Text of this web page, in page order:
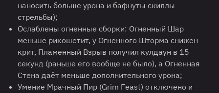
наносить больше урона и бафнуты скиллы
стрельбы);
Ослаблены огненные сборки: Огненный Шар
меньше рикошетит, у Огненного Шторма снижен
крит, Пламенный Взрыв получил кулдаун в 15
секунд (раньше его вообще не было), а Огненная
Стена даёт меньше дополнительного урона;
Умение Мрачный Пир (Grim Feast) отключено и